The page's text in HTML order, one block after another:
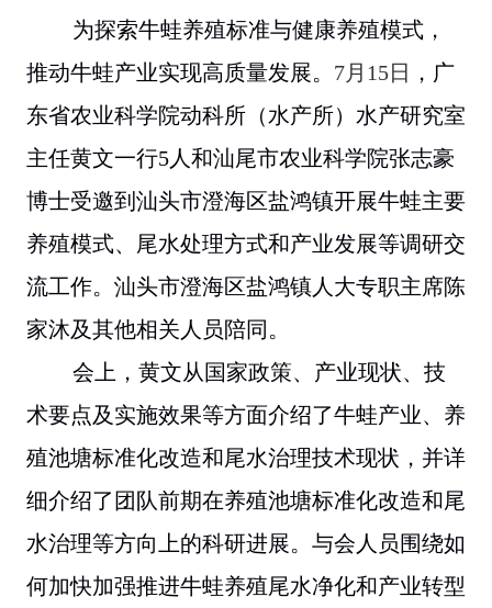
为探索牛蛙养殖标准与健康养殖模式，
推动牛蛙产业实现高质量发展。 7月15日 ，广
东省农业科学院动科所（水产所）水产研究室
主任黄文一行5人和汕尾市农业科学院张志豪
博士受邀到汕头市澄海区盐鸿镇开展牛蛙主要
养殖模式、尾水处理方式和产业发展等调研交
流工作。汕头市澄海区盐鸿镇人大专职主席陈
家沐及其他相关人员陪同。
会上，黄文从国家政策、产业现状、技
术要点及实施效果等方面介绍了牛蛙产业、养
殖池塘标准化改造和尾水治理技术现状，并详
细介绍了团队前期在养殖池塘标准化改造和尾
水治理等方向上的科研进展。与会人员围绕如
何加快加强推进牛蛙养殖尾水净化和产业转型